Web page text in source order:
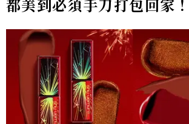
都美到必須手刀打包回家！